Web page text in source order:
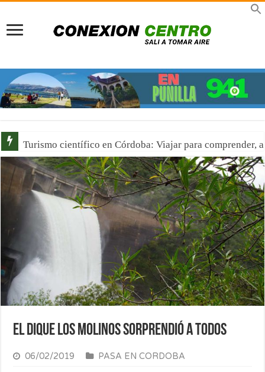
Turismo científico en Córdoba: Viajar para comprender,
El Dique los Molinos sorprendió a todos
06/02/2019 PASA EN CORDOBA